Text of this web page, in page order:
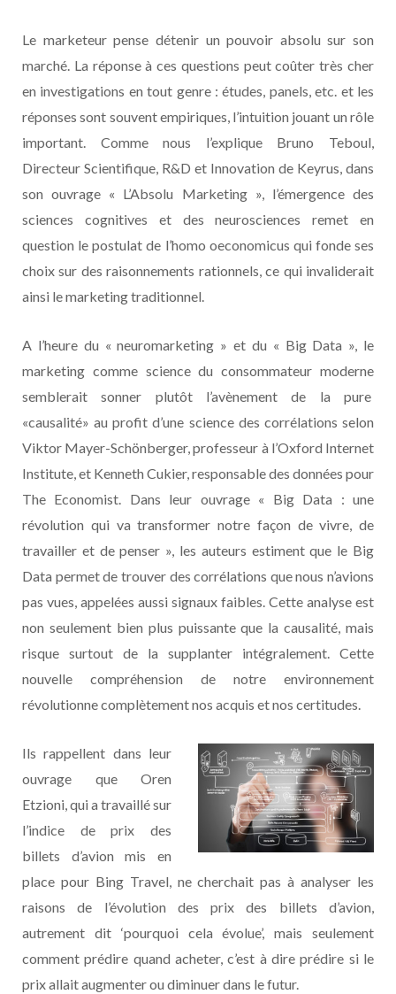
Le marketeur pense détenir un pouvoir absolu sur son
marché. La réponse à ces questions peut coûter très cher
en investigations en tout genre : études, panels, etc. et les
réponses sont souvent empiriques, l’intuition jouant un rôle
important. Comme nous l’explique Bruno Teboul,
Directeur Scientifique, R&D et Innovation de Keyrus, dans
son ouvrage « L’Absolu Marketing », l’émergence des
sciences cognitives et des neurosciences remet en
question le postulat de l’homo oeconomicus qui fonde ses
choix sur des raisonnements rationnels, ce qui invaliderait
ainsi le marketing traditionnel.
A l’heure du « neuromarketing » et du « Big Data », le
marketing comme science du consommateur moderne
semblerait sonner plutôt l’avènement de la pure
«causalité» au profit d’une science des corrélations selon
Viktor Mayer-Schönberger, professeur à l’Oxford Internet
Institute, et Kenneth Cukier, responsable des données pour
The Economist. Dans leur ouvrage « Big Data : une
révolution qui va transformer notre façon de vivre, de
travailler et de penser », les auteurs estiment que le Big
Data permet de trouver des corrélations que nous n’avions
pas vues, appelées aussi signaux faibles. Cette analyse est
non seulement bien plus puissante que la causalité, mais
risque surtout de la supplanter intégralement. Cette
nouvelle compréhension de notre environnement
révolutionne complètement nos acquis et nos certitudes.
Ils rappellent dans leur
ouvrage que Oren
Etzioni, qui a travaillé sur
l’indice de prix des
billets d’avion mis en
place pour Bing Travel, ne cherchait pas à analyser les
raisons de l’évolution des prix des billets d’avion,
autrement dit ‘pourquoi cela évolue’, mais seulement
comment prédire quand acheter, c’est à dire prédire si le
prix allait augmenter ou diminuer dans le futur.